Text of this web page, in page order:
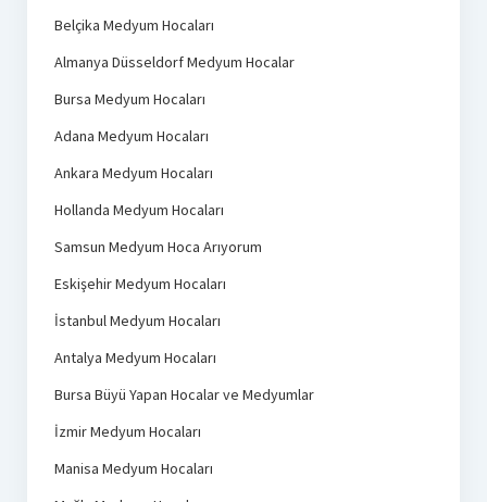
Belçika Medyum Hocaları
Almanya Düsseldorf Medyum Hocalar
Bursa Medyum Hocaları
Adana Medyum Hocaları
Ankara Medyum Hocaları
Hollanda Medyum Hocaları
Samsun Medyum Hoca Arıyorum
Eskişehir Medyum Hocaları
İstanbul Medyum Hocaları
Antalya Medyum Hocaları
Bursa Büyü Yapan Hocalar ve Medyumlar
İzmir Medyum Hocaları
Manisa Medyum Hocaları